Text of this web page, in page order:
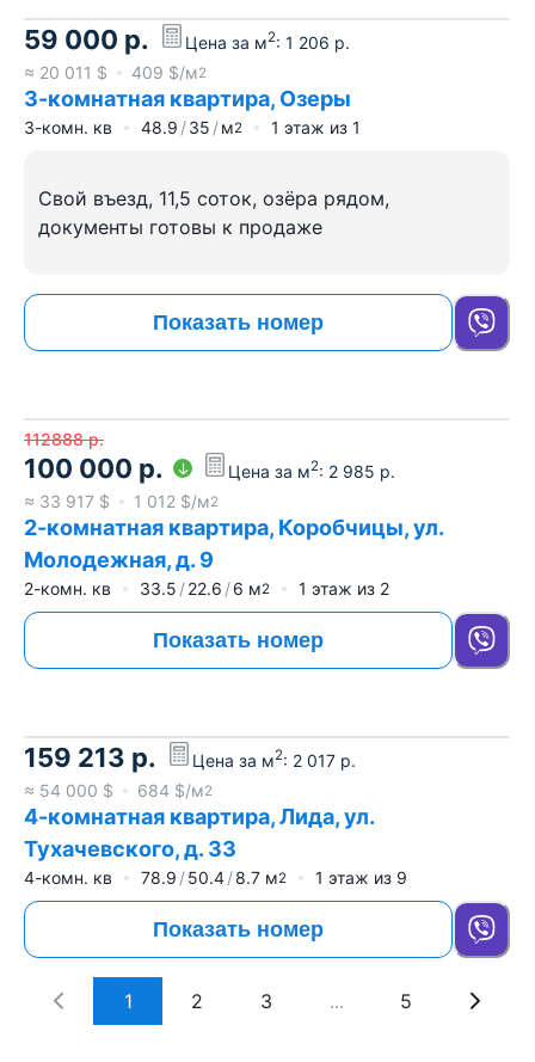
59 000 р. Цена за м2: 1 206 р.
≈ 20 011 $ 409 $/м2
3-комнатная квартира, Озеры
3-комн. кв 48.9 35 м2 1 этаж из 1
Свой въезд, 11,5 соток, озёра рядом,
документы готовы к продаже
Показать номер
112888 р.
100 000 р. Цена за м2: 2 985 р.
≈ 33 917 $ 1 012 $/м2
2-комнатная квартира, Коробчицы, ул.
Молодежная, д. 9
2-комн. кв 33.5 22.6 6 м2 1 этаж из 2
Показать номер
159 213 р. Цена за м2: 2 017 р.
≈ 54 000 $ 684 $/м2
4-комнатная квартира, Лида, ул.
Тухачевского, д. 33
4-комн. кв 78.9 50.4 8.7 м2 1 этаж из 9
Показать номер
1 2 3 ... 5